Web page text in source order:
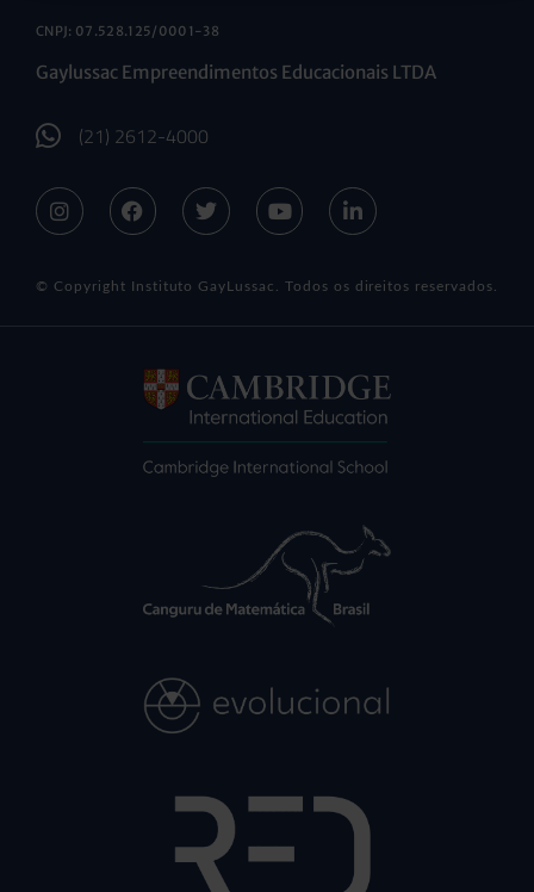
CNPJ: 07.528.125/0001-38
Gaylussac Empreendimentos Educacionais LTDA
(21) 2612-4000
© Copyright Instituto GayLussac. Todos os direitos reservados.